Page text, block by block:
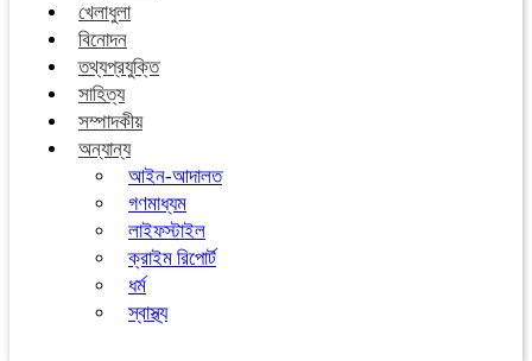
খেলাধুলা
বিনোদন
তথ্যপ্রযুক্তি
সাহিত্য
সম্পাদকীয়
অন্যান্য
আইন-আদালত
গণমাধ্যম
লাইফস্টাইল
ক্রাইম রিপোর্ট
ধর্ম
স্বাস্থ্য